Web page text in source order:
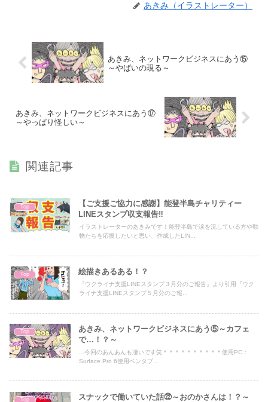
あきみ（イラストレーター）
あきみ、ネットワークビジネスにあう⑮
～やばいの現る～
あきみ、ネットワークビジネスにあう⑰
～やっぱり怪しい～
関連記事
Top
【ご支援ご協力に感謝】能登半島チャリティー
LINEスタンプ収支報告‼
イラストレーターのあきみです！能登半島で涙を流している方や動
物たちを応援したいと思い、作成したLIN...
Top 絵描きあるある！？
『ウクライナ支援LINEスタンプ３月分のご報告』より引用『ウク
ライナ支援LINEスタンプ５月分のご報...
Top
あきみ、ネットワークビジネスにあう⑤～カフェ
で…！？～
...今回のあんあんも凄いです笑＊＊＊＊＊＊＊＊＊＊使用PC：
Surface Pro 6使用ペンタブ...
Top スナックで働いていた話㉒～おのかさんは！？～